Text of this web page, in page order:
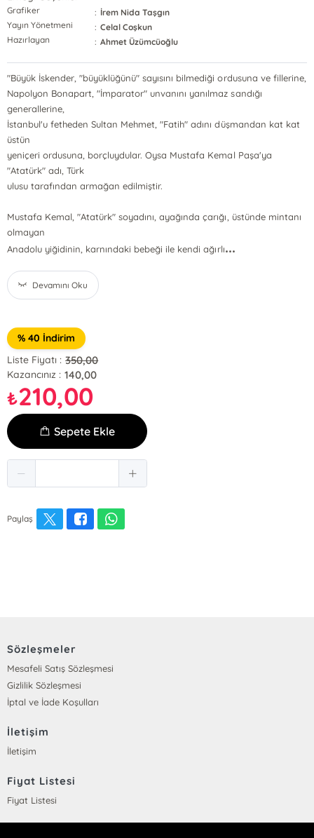
Grafiker : İrem Nida Taşgın
Yayın Yönetmeni
: Celal Coşkun
Hazırlayan
: Ahmet Üzümcüoğlu
"Büyük İskender, "büyüklüğünü" sayısını bilmediği ordusuna ve fillerine,
Napolyon Bonapart, "İmparator" unvanını yanılmaz sandığı
generallerine,
İstanbul'u fetheden Sultan Mehmet, "Fatih" adını düşmandan kat kat
üstün
yeniçeri ordusuna, borçluydular. Oysa Mustafa Kemal Paşa'ya
"Atatürk" adı, Türk
ulusu tarafından armağan edilmiştir.
Mustafa Kemal, "Atatürk" soyadını, ayağında çarığı, üstünde mintanı
olmayan
Anadolu yiğidinin, karnındaki bebeği ile kendi ağırlı...
Devamını Oku
% 40 İndirim
Liste Fiyatı : 350,00
Kazancınız : 140,00
₺210,00
Sepete Ekle
Paylaş
Sözleşmeler
Mesafeli Satış Sözleşmesi
Gizlilik Sözleşmesi
İptal ve İade Koşulları
İletişim
İletişim
Fiyat Listesi
Fiyat Listesi